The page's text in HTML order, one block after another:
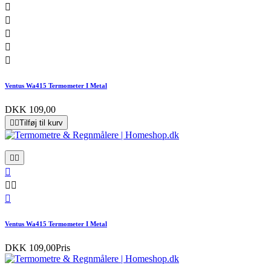





Ventus Wa415 Termometer I Metal
DKK 109,00
 Tilføj til kurv
 

 

Ventus Wa415 Termometer I Metal
DKK 109,00Pris